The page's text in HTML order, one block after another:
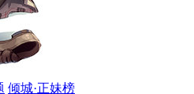
倾城·正妹榜